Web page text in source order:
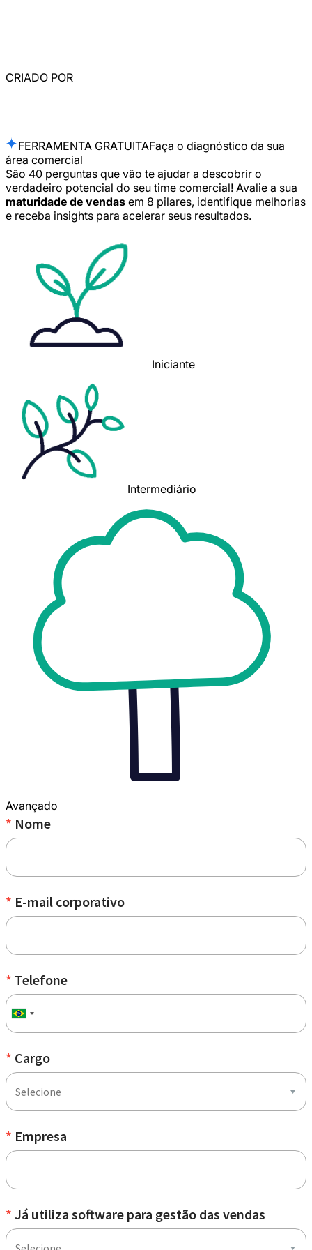
CRIADO POR
FERRAMENTA GRATUITAFaça o diagnóstico da sua
área comercial
São 40 perguntas que vão te ajudar a descobrir o
verdadeiro potencial do seu time comercial! Avalie a sua
maturidade de vendas em 8 pilares, identifique melhorias
e receba insights para acelerar seus resultados.
Iniciante
Intermediário
Avançado